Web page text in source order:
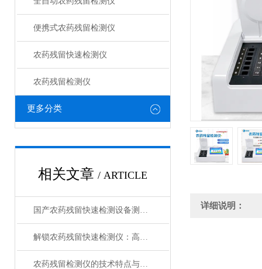
便携式农药残留检测仪
农药残留快速检测仪
农药残留检测仪
更多分类
相关文章 / ARTICLE
国产农药残留快速检测设备测评：技术革新市场格局分析
解锁农药残留快速检测仪：高灵敏度，精准捕捉微量残留
农药残留检测仪的技术特点与使用
详细说明：